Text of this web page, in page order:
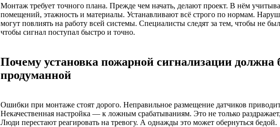
Монтаж требует точного плана. Прежде чем начать, делают проект. В нём
помещений, этажность и материалы. Устанавливают всё строго по нормам.
могут повлиять на работу всей системы. Специалисты следят за тем, чтобы не
чтобы сигнал поступал быстро и точно.
Почему установка пожарной сигнализации должна
продуманной
Ошибки при монтаже стоят дорого. Неправильное размещение датчиков
Некачественная настройка — к ложным срабатываниям. Это не только
Люди перестают реагировать на тревогу. А однажды это может обернуться бедой.